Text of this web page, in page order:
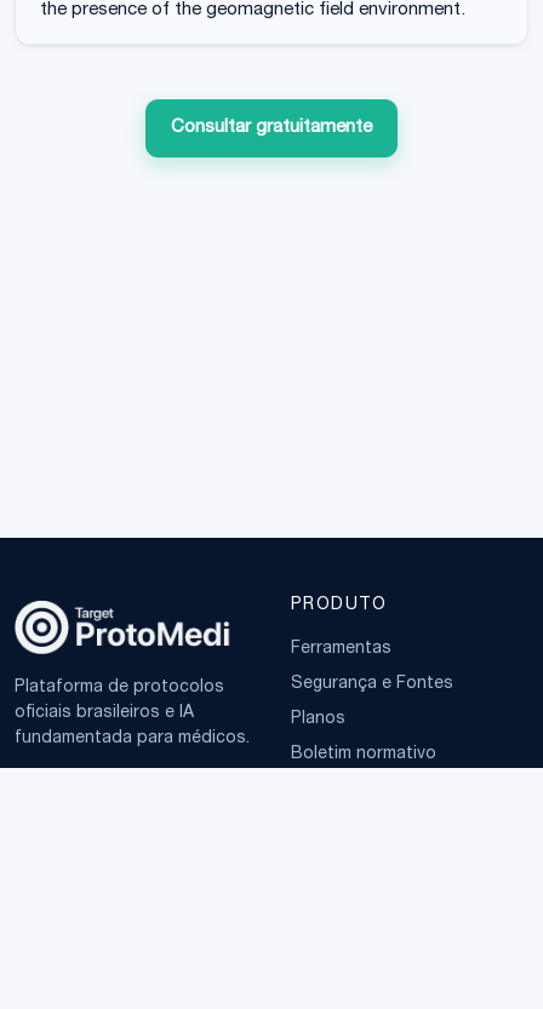
the presence of the geomagnetic field environment.
Consultar gratuitamente
Plataforma de protocolos
oficiais brasileiros e IA
fundamentada para médicos.
PRODUTO
Ferramentas
Segurança e Fontes
Planos
Boletim normativo